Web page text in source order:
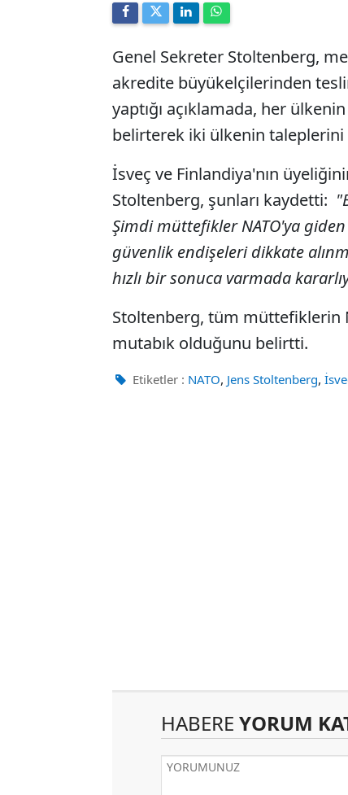
Genel Sekreter Stoltenberg,
akredite büyükelçilerinden
yaptığı açıklamada, her
belirterek iki ülkenin taleplerini
İsveç ve Finlandiya'nın
Stoltenberg, şunları kaydetti:
Şimdi müttefikler NATO'ya
güvenlik endişeleri dikkate
hızlı bir sonuca varmada
Stoltenberg, tüm müttefiklerin
mutabık olduğunu belirtti.
Etiketler : NATO, Jens Stoltenberg,
HABERE YORUM